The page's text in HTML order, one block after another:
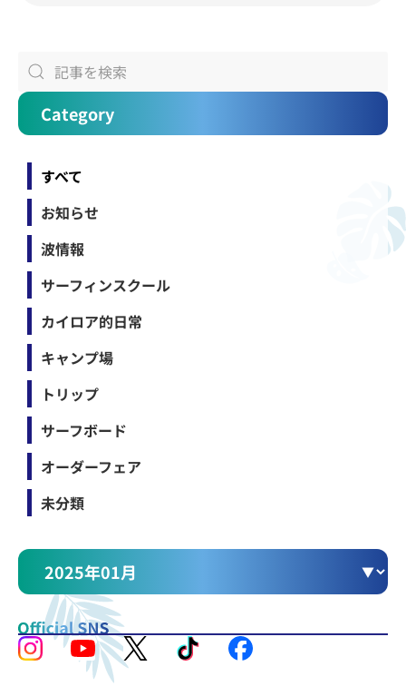
Category
すべて
お知らせ
波情報
サーフィンスクール
カイロア的日常
キャンプ場
トリップ
サーフボード
オーダーフェア
未分類